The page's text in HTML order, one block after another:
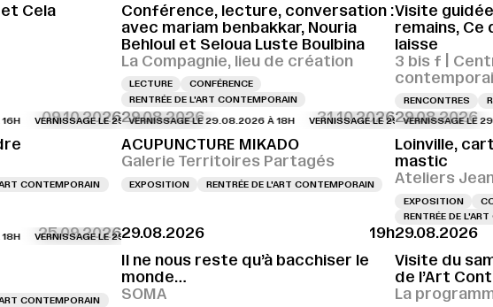
Cela
Conférence, lecture, conversation :
avec mariam benbakkar, Nouria
Behloul et Seloua Luste Boulbina
La Compagnie, lieu de création
LECTURE
CONFÉRENCE
RENTRÉE DE L'ART CONTEMPORAIN
Visite
remains, Ce
laisse
3 bis f |
RENCONTRES
À 15H VERNISSAGE LE 29.08.2026 À 15H VERNISSAGE LE 29.08.2026 À 15H
09.10.2026
VERNISSAGE LE 29.08.2026 À 16H VERNISSAGE LE 29.08.2026 À 16H VERNISSAGE LE
CONTEMPORAIN
29.08.2026 31.10.2026
VERNISSAGE LE 29.08.2026 À 18H VERNISSAGE LE 29.08.2026 À 18H
ACUPUNCTURE MIKADO
Galerie Territoires Partagés
EXPOSITION RENTRÉE DE L'ART CONTEMPORAIN
29.08.2026
VERNISSAGE LE
Loinville,
mastic
Ateliers
EXPOSITION
RENTRÉE DE
25.09.2026
VERNISSAGE LE 29.08.2026 À 18H VERNISSAGE LE 29.08.2026 À 18H VERNISSAGE LE
CONTEMPORAIN
29.08.2026
19h
Il ne nous reste qu’à bacchiser le
monde…
SOMA
29.08.2026
Visite du
de l’Art
La